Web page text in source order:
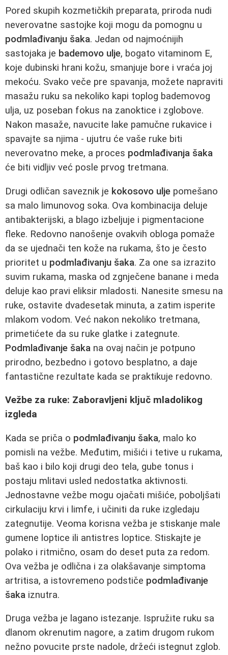
Pored skupih kozmetičkih preparata, priroda nudi
neverovatne sastojke koji mogu da pomognu u
podmlađivanju šaka. Jedan od najmoćnijih
sastojaka je bademovo ulje, bogato vitaminom E,
koje dubinski hrani kožu, smanjuje bore i vraća joj
mekoću. Svako veče pre spavanja, možete napraviti
masažu ruku sa nekoliko kapi toplog bademovog
ulja, uz poseban fokus na zanoktice i zglobove.
Nakon masaže, navucite lake pamučne rukavice i
spavajte sa njima - ujutru će vaše ruke biti
neverovatno meke, a proces podmlađivanja šaka
će biti vidljiv već posle prvog tretmana.
Drugi odličan saveznik je kokosovo ulje pomešano
sa malo limunovog soka. Ova kombinacija deluje
antibakterijski, a blago izbeljuje i pigmentacione
fleke. Redovno nanošenje ovakvih obloga pomaže
da se ujednači ten kože na rukama, što je često
prioritet u podmlađivanju šaka. Za one sa izrazito
suvim rukama, maska od zgnječene banane i meda
deluje kao pravi eliksir mladosti. Nanesite smesu na
ruke, ostavite dvadesetak minuta, a zatim isperite
mlakom vodom. Već nakon nekoliko tretmana,
primetićete da su ruke glatke i zategnute.
Podmlađivanje šaka na ovaj način je potpuno
prirodno, bezbedno i gotovo besplatno, a daje
fantastične rezultate kada se praktikuje redovno.
Vežbe za ruke: Zaboravljeni ključ mladolikog
izgleda
Kada se priča o podmlađivanju šaka, malo ko
pomisli na vežbe. Međutim, mišići i tetive u rukama,
baš kao i bilo koji drugi deo tela, gube tonus i
postaju mlitavi usled nedostatka aktivnosti.
Jednostavne vežbe mogu ojačati mišiće, poboljšati
cirkulaciju krvi i limfe, i učiniti da ruke izgledaju
zategnutije. Veoma korisna vežba je stiskanje male
gumene loptice ili antistres loptice. Stiskajte je
polako i ritmično, osam do deset puta za redom.
Ova vežba je odlična i za olakšavanje simptoma
artritisa, a istovremeno podstiče podmlađivanje
šaka iznutra.
Druga vežba je lagano istezanje. Ispružite ruku sa
dlanom okrenutim nagore, a zatim drugom rukom
nežno povucite prste nadole, držeći istegnut zglob.